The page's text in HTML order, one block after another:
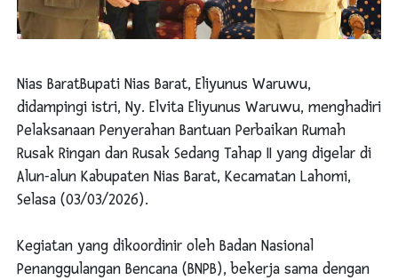
Nias BaratBupati Nias Barat, Eliyunus Waruwu,
didampingi istri, Ny. Elvita Eliyunus Waruwu, menghadiri
Pelaksanaan Penyerahan Bantuan Perbaikan Rumah
Rusak Ringan dan Rusak Sedang Tahap II yang digelar di
Alun-alun Kabupaten Nias Barat, Kecamatan Lahomi,
Selasa (03/03/2026).
Kegiatan yang dikoordinir oleh Badan Nasional
Penanggulangan Bencana (BNPB), bekerja sama dengan